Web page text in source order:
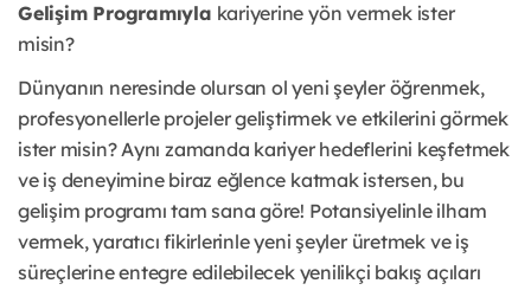
Gelişim Programıyla kariyerine yön vermek ister
misin?
Dünyanın neresinde olursan ol yeni şeyler öğrenmek,
profesyonellerle projeler geliştirmek ve etkilerini görmek
ister misin? Aynı zamanda kariyer hedeflerini keşfetmek
ve iş deneyimine biraz eğlence katmak istersen, bu
gelişim programı tam sana göre! Potansiyelinle ilham
vermek, yaratıcı fikirlerinle yeni şeyler üretmek ve iş
süreçlerine entegre edilebilecek yenilikçi bakış açıları